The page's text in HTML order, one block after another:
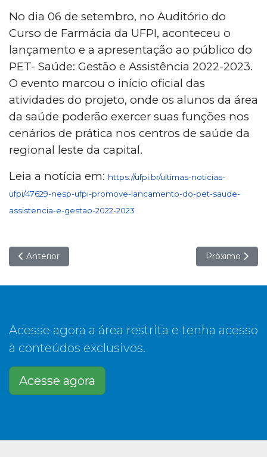
No dia 06 de setembro, no Auditório do
Curso de Farmácia da UFPI, aconteceu o
lançamento e a apresentação ao público do
PET- Saúde: Gestão e Assistência 2022-2023.
O evento marcou o início oficial das
atividades do projeto, onde os alunos da área
da saúde poderão exercer suas funções nos
cenários de prática nos centros de saúde da
regional leste da capital.
Leia a notícia em: https://ufpi.br/ultimas-noticias-
ufpi/47629-nesp-ufpi-promove-lancamento-do-pet-saude-
assistencia-e-gestao-2022-2023
Artigo anterior: PET-Saúde realiza roda de conversa em
Anterior Próximo
Próximo
Acesse agora a área restrita e tenha acesso
à conteúdos exclusivos.
Acesse agora